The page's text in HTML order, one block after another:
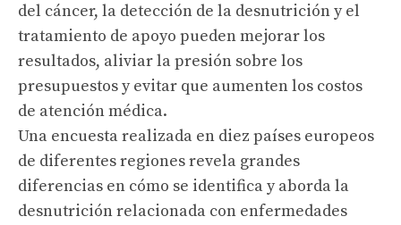
del cáncer, la detección de la desnutrición y el
tratamiento de apoyo pueden mejorar los
resultados, aliviar la presión sobre los
presupuestos y evitar que aumenten los costos
de atención médica.
Una encuesta realizada en diez países europeos
de diferentes regiones revela grandes
diferencias en cómo se identifica y aborda la
desnutrición relacionada con enfermedades